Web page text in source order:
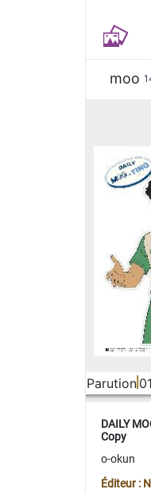
moo
Parution
DAILY
Copy
o-okun
Éditeur :